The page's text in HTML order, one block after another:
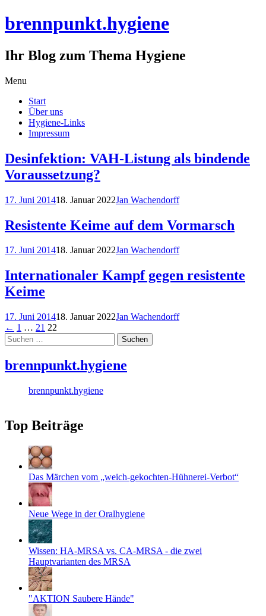
brennpunkt.hygiene
Ihr Blog zum Thema Hygiene
Menu
content
Start
Über uns
Hygiene-Links
Impressum
Desinfektion: VAH-Listung als bindende
Voraussetzung?
17. Juni 201418. Januar 2022Jan Wachendorff
Resistente Keime auf dem Vormarsch
17. Juni 201418. Januar 2022Jan Wachendorff
Internationaler Kampf gegen resistente
Keime
17. Juni 201418. Januar 2022Jan Wachendorff
Posts
navigation
← 1 … 21 22
Suchen
nach:
brennpunkt.hygiene
brennpunkt.hygiene
Top Beiträge
Das Märchen vom „weich-gekochten-Hühnerei-Verbot“
Neue Wege in der Oralhygiene
Wissen: HA-MRSA vs. CA-MRSA - die zwei
Hauptvarianten des MRSA
"AKTION Saubere Hände"